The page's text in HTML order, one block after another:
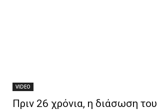
VIDEO
Πριν 26 χρόνια, η διάσωση του